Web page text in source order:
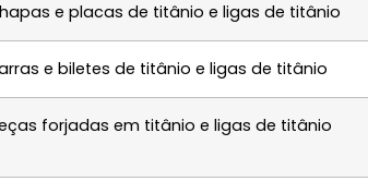
e placas de titânio e ligas de titânio
e biletes de titânio e ligas de titânio
forjadas em titânio e ligas de titânio